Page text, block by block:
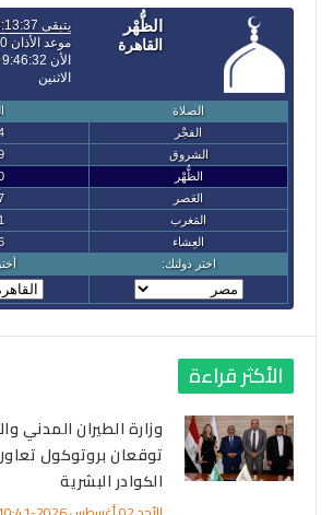
الأكثر قراءة
وزارة الطيران المدني
توقعان بروتوكول
الكوادر البشرية